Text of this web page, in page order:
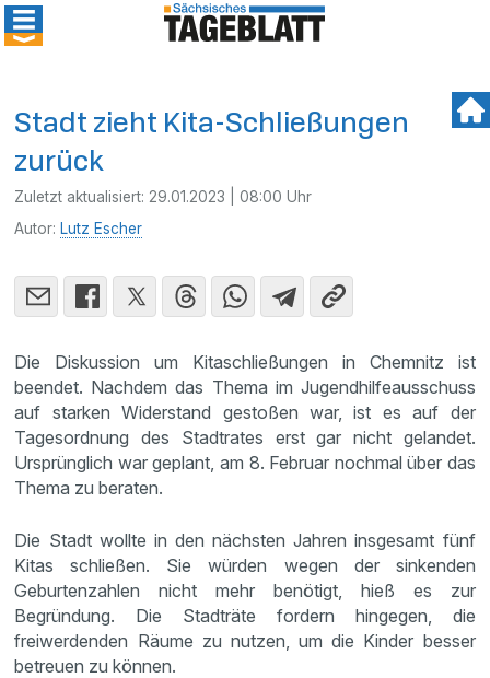
Stadt zieht Kita-Schließungen
zurück
Zuletzt aktualisiert: 29.01.2023 | 08:00 Uhr
Autor: Lutz Escher
Die Diskussion um Kitaschließungen in Chemnitz ist
beendet. Nachdem das Thema im Jugendhilfeausschuss
auf starken Widerstand gestoßen war, ist es auf der
Tagesordnung des Stadtrates erst gar nicht gelandet.
Ursprünglich war geplant, am 8. Februar nochmal über das
Thema zu beraten.
Die Stadt wollte in den nächsten Jahren insgesamt fünf
Kitas schließen. Sie würden wegen der sinkenden
Geburtenzahlen nicht mehr benötigt, hieß es zur
Begründung. Die Stadträte fordern hingegen, die
freiwerdenden Räume zu nutzen, um die Kinder besser
betreuen zu können.